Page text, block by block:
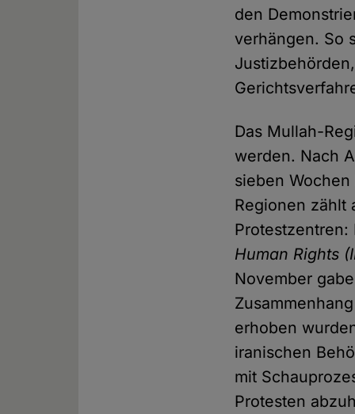
den
verhängen. So
Das Mullah-
werden. Nach
sieben
Regionen zählt
Human Rights
November
erhoben
iranischen
mit
Protesten